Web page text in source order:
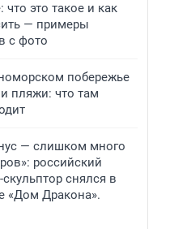
что это такое и как
— примеры
с фото
побережье
пляжи: что там
— слишком много
российский
снялся в
«Дом Дракона».